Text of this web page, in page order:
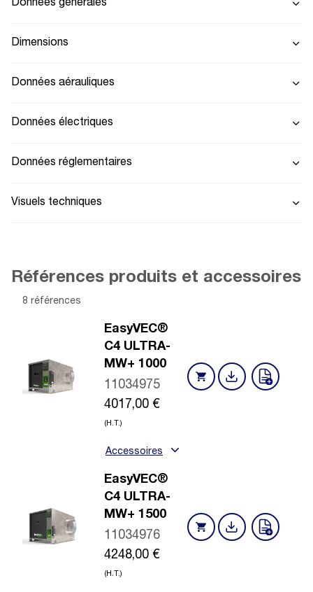
Données générales
Dimensions
Données aérauliques
Données électriques
Données réglementaires
Visuels techniques
Références produits et accessoires
8 références
EasyVEC®
C4 ULTRA-
MW+ 1000
11034975
4017,00 €
(H.T.)
Accessoires
EasyVEC®
C4 ULTRA-
MW+ 1500
11034976
4248,00 €
(H.T.)